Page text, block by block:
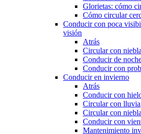
Glorietas: cómo
Cómo circular
Conducir con poca
visión
Atrás
Circular con niebla
Conducir de
Conducir con
Conducir en invierno
Atrás
Conducir con
Circular con lluvia
Circular con niebla
Conducir con
Mantenimiento